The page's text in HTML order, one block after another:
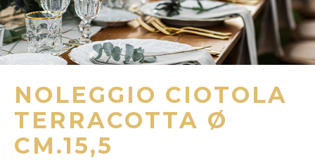
NOLEGGIO CIOTOLA
TERRACOTTA Ø
CM.15,5